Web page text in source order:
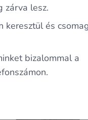
5040 SFF i7-6700 /
/ felújított számítógép -
zárva lesz.
keresztül és
bizalommal a